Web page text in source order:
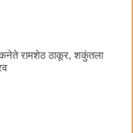
रामशेठ ठाकूर, शकुंतला